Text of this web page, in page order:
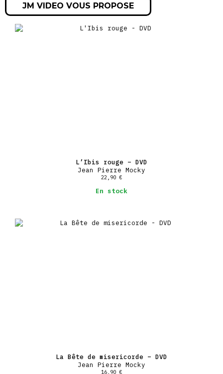
JM VIDEO VOUS PROPOSE
L’Ibis rouge – DVD
Jean Pierre Mocky
22,90 €
En stock
La Bête de misericorde – DVD
Jean Pierre Mocky
16,90 €